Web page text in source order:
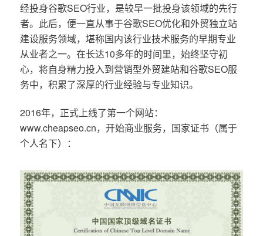
经投身谷歌SEO行业，是较早一批投身该领域的先行
者。此后，便一直从事于谷歌SEO优化和外贸独立站
建设服务领域，堪称国内该行业技术服务的早期专业
从业者之一。在长达10多年的时间里，始终坚守初
心，将自身精力投入到营销型外贸建站和谷歌SEO服
务中，积累了深厚的行业经验与专业知识。
2016年，正式上线了第一个网站：
www.cheapseo.cn，开始商业服务，国家证书（属于
个人名下）：